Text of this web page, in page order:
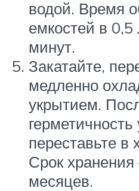
водой. Время
емкостей в 0,5
минут.
Закатайте,
медленно
укрытием.
герметичность
переставьте в
Срок
месяцев.